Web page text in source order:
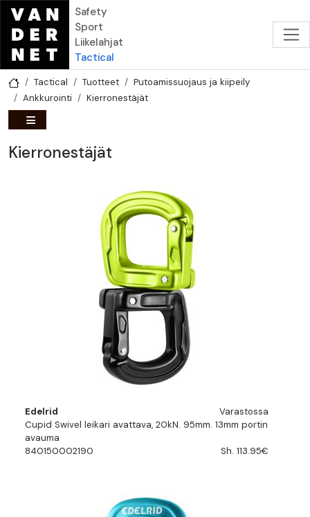
Hyppää pääsisältöön
Safety
Sport
Liikelahjat
Tactical
Tactical Tuotteet
Putoamissuojaus ja kiipeily
Ankkurointi
Kierronestäjät
Kierronestäjät
Edelrid
Varastossa
Cupid Swivel leikari avattava, 20kN. 95mm. 13mm portin
avauma
840150002190
Sh. 113.95€